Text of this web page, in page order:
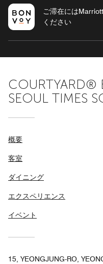
ご滞在には
ください
COURTYARD®
SEOUL TIMES
概要
客室
ダイニング
エクスペリエンス
イベント
15, YEONGJUNG-RO,